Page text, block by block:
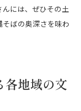
には、ぜひその土
ばの奥深さを味わ
各地域の文